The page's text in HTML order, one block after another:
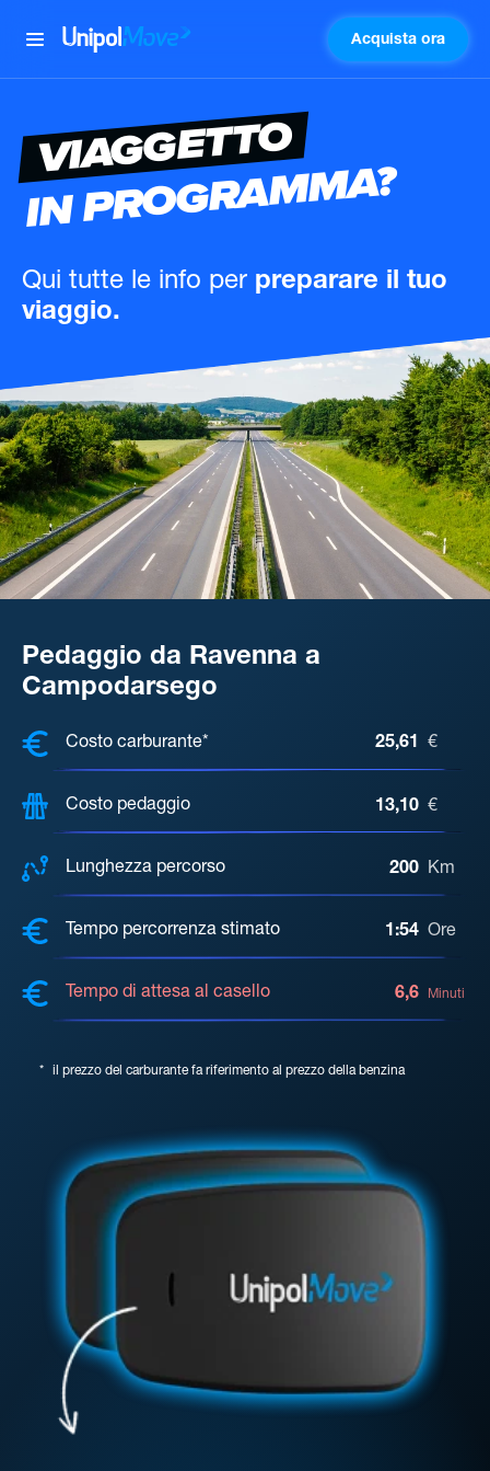
UnipolMove Acquista ora
VIAGGETTO
IN PROGRAMMA?
Qui tutte le info per preparare il tuo
viaggio.
Pedaggio da Ravenna a
Campodarsego
COSTI, DISTANZA, TEMPO DI
Costo carburante* 25,61 €
Costo pedaggio 13,10 €
Lunghezza percorso 200 Km
Tempo percorrenza stimato 1:54 Ore
Tempo di attesa al casello 6,6 Minuti
* il prezzo del carburante fa riferimento al prezzo della benzina